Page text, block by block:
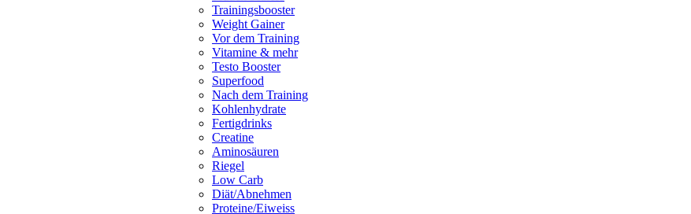
Trainingsbooster
Weight Gainer
Vor dem Training
Vitamine & mehr
Testo Booster
Superfood
Nach dem Training
Kohlenhydrate
Fertigdrinks
Creatine
Aminosäuren
Riegel
Low Carb
Diät/Abnehmen
Proteine/Eiweiss